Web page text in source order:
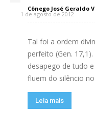
Cônego José Geraldo
1 de agosto de 2012
Tal foi a ordem
perfeito (Gen.
desapego de tudo
fluem do silêncio
Leia mais